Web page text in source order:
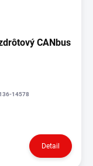
CANbus
14578
Detail